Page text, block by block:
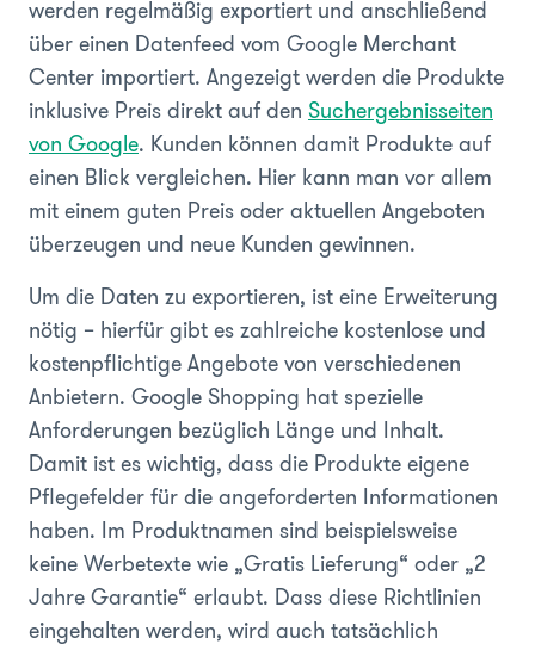
werden regelmäßig exportiert und anschließend
über einen Datenfeed vom Google Merchant
Center importiert. Angezeigt werden die Produkte
inklusive Preis direkt auf den Suchergebnisseiten
von Google. Kunden können damit Produkte auf
einen Blick vergleichen. Hier kann man vor allem
mit einem guten Preis oder aktuellen Angeboten
überzeugen und neue Kunden gewinnen.
Um die Daten zu exportieren, ist eine Erweiterung
nötig – hierfür gibt es zahlreiche kostenlose und
kostenpflichtige Angebote von verschiedenen
Anbietern. Google Shopping hat spezielle
Anforderungen bezüglich Länge und Inhalt.
Damit ist es wichtig, dass die Produkte eigene
Pflegefelder für die angeforderten Informationen
haben. Im Produktnamen sind beispielsweise
keine Werbetexte wie „Gratis Lieferung“ oder „2
Jahre Garantie“ erlaubt. Dass diese Richtlinien
eingehalten werden, wird auch tatsächlich